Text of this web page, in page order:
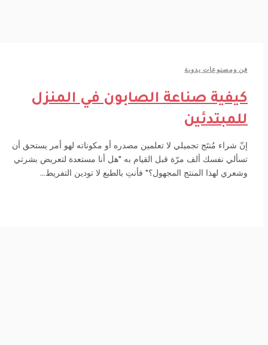
ومصنوعات يدوية
صناعة الصابون في المنزل
شراء مُنتَج تجميلي لا تعلمين مصدره أو مكوناته لهو أمر يستحق أن
نفسك ألف مرّة قبل القيام به "هل أنا مستعدة لتعريض بشرتي
لهذا المنتج المجهول؟" فأنتِ بالطبع لا تودين التفريط...